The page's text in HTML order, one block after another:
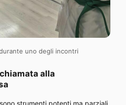
uno degli incontri
alla
strumenti potenti ma parziali.